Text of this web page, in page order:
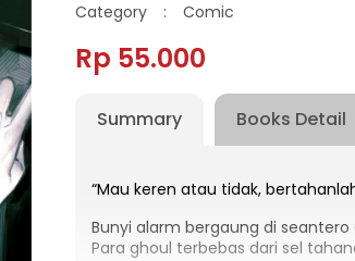
Category
: Comic
Rp 55.000
Summary Books Detail
“Mau keren atau tidak,
Bunyi alarm bergaung di seantero
Para ghoul terbebas dari sel